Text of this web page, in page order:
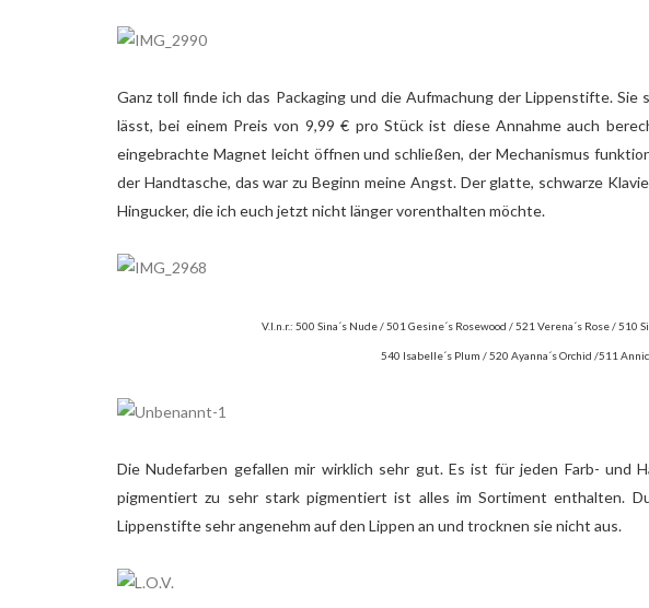
Ganz toll finde ich das Packaging und die Aufmachung der Lippenstifte.
lässt, bei einem Preis von 9,99 € pro Stück ist diese Annahme auch
eingebrachte Magnet leicht öffnen und schließen, der Mechanismus
der Handtasche, das war zu Beginn meine Angst. Der glatte, schwarze
Hingucker, die ich euch jetzt nicht länger vorenthalten möchte.
V.l.n.r.: 500 Sina´s Nude / 501 Gesine´s Rosewood / 521 Verena´s Rose / 510
540 Isabelle´s Plum / 520 Ayanna´s Orchid /511
Die Nudefarben gefallen mir wirklich sehr gut. Es ist für jeden Farb- und
pigmentiert zu sehr stark pigmentiert ist alles im Sortiment enthalten.
Lippenstifte sehr angenehm auf den Lippen an und trocknen sie nicht aus.